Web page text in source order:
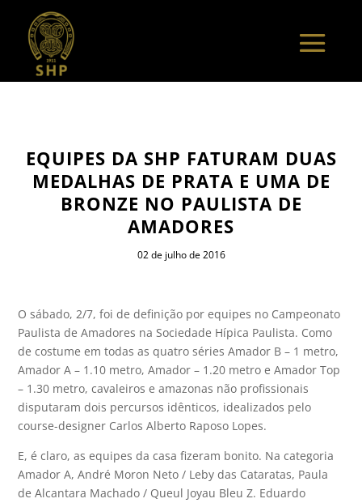
EQUIPES DA SHP FATURAM DUAS
MEDALHAS DE PRATA E UMA DE
BRONZE NO PAULISTA DE
AMADORES
02 de julho de 2016
O sábado, 2/7, foi de definição por equipes no Campeonato
Paulista de Amadores na Sociedade Hípica Paulista. Como
de costume em todas as quatro séries Amador B – 1 metro,
Amador A – 1.10 metro, Amador – 1.20 metro e Amador Top
– 1.30 metro, cavaleiros e amazonas não profissionais
disputaram dois percursos idênticos, idealizados pelo
course-designer Carlos Alberto Raposo Lopes.
E, é claro, as equipes da casa fizeram bonito. Na categoria
Amador A, André Moron Neto / Leby das Cataratas, Paula
de Alcantara Machado / Queul Joyau Bleu Z. Eduardo